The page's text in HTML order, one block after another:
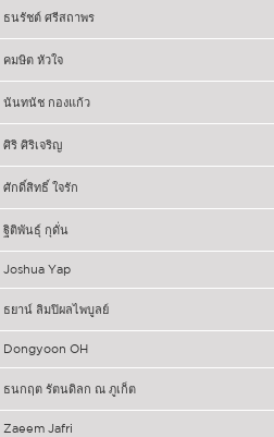
ธนรัชต์ ศรีสถาพร
คมษิต หัวใจ
นันทนัช กองแก้ว
ศิริ ศิริเจริญ
ศักดิ์สิทธิ์ ใจรัก
ฐิติพันธุ์ กุดั่น
Joshua Yap
ธยาน์ ลิมปิผลไพบูลย์
Dongyoon OH
ธนกฤต รัตนดิลก ณ ภูเก็ต
Zaeem Jafri